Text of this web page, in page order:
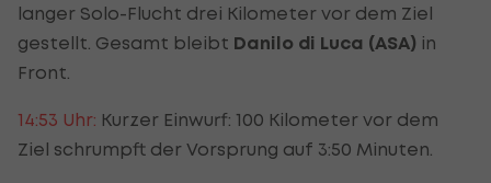
langer Solo-Flucht drei Kilometer vor dem Ziel
gestellt. Gesamt bleibt Danilo di Luca (ASA) in
Front.
14:53 Uhr: Kurzer Einwurf: 100 Kilometer vor dem
Ziel schrumpft der Vorsprung auf 3:50 Minuten.